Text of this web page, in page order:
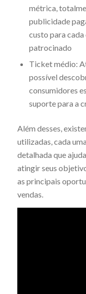
métrica,
publicidade
custo para
patrocinado
Ticket médio:
possível
consumidores
suporte para a
Além desses,
utilizadas, cada
detalhada que
atingir seus
as principais
vendas.